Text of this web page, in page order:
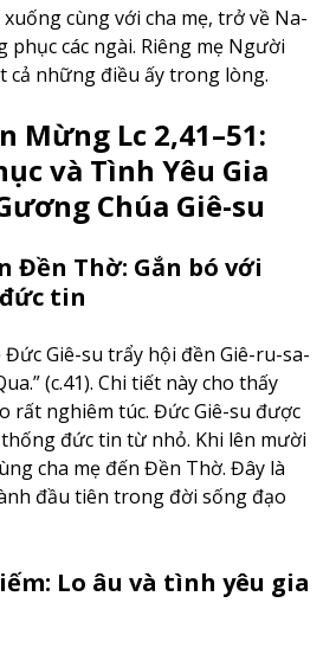
cùng với cha mẹ, trở về Na-
phục các ngài. Riêng mẹ Người
cả những điều ấy trong lòng.
Mừng Lc 2,41–51:
và Tình Yêu Gia
Chúa Giê-su
Đền Thờ: Gắn bó với
tin
Đức Giê-su trẩy hội đền Giê-ru-sa-
(c.41). Chi tiết này cho thấy
rất nghiêm túc. Đức Giê-su được
đức tin từ nhỏ. Khi lên mười
cha mẹ đến Đền Thờ. Đây là
đầu tiên trong đời sống đạo
Lo âu và tình yêu gia